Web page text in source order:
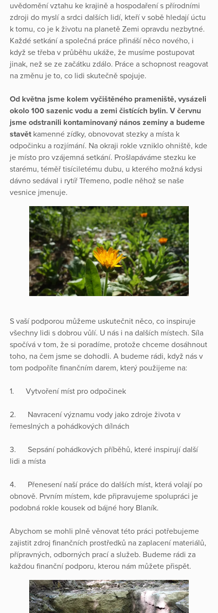
uvědomění vztahu ke krajině a hospodaření s přírodními
zdroji do myslí a srdci dalších lidí, kteří v sobě hledají úctu
k tomu, co je k životu na planetě Zemi opravdu nezbytné.
Každé setkání a společná práce přináší něco nového, i
když se třeba v průběhu ukáže, že musíme postupovat
jinak, než se ze začátku zdálo. Práce a schopnost reagovat
na změnu je to, co lidi skutečně spojuje.
Od května jsme kolem vyčištěného prameniště, vysázeli
okolo 100 sazenic vodu a zemi čistících bylin. V červnu
jsme odstranili kontaminovaný nános zeminy a budeme
stavět kamenné zídky, obnovovat stezky a místa k
odpočinku a rozjímání. Na okraji rokle vzniklo ohniště, kde
je místo pro vzájemná setkání. Prošlapáváme stezku ke
starému, téměř tisíciletému dubu, u kterého možná kdysi
dávno sedával i rytíř Třemeno, podle něhož se naše
vesnice jmenuje.
S vaší podporou můžeme uskutečnit něco, co inspiruje
všechny lidi s dobrou vůlí. U nás i na dalších místech. Síla
spočívá v tom, že si poradíme, protože chceme dosáhnout
toho, na čem jsme se dohodli. A budeme rádi, když nás v
tom podpoříte finančním darem, který použijeme na:
1. Vytvoření míst pro odpočinek
2. Navracení významu vody jako zdroje života v
řemeslných a pohádkových dílnách
3. Sepsání pohádkových příběhů, které inspirují další
lidi a místa
4. Přenesení naší práce do dalších míst, která volají po
obnově. Prvním místem, kde připravujeme spolupráci je
podobná rokle kousek od bájné hory Blaník.
Abychom se mohli plně věnovat této práci potřebujeme
zajistit zdroj finančních prostředků na zaplacení materiálů,
přípravných, odborných prací a služeb. Budeme rádi za
každou finanční podporu, kterou nám můžete přispět.